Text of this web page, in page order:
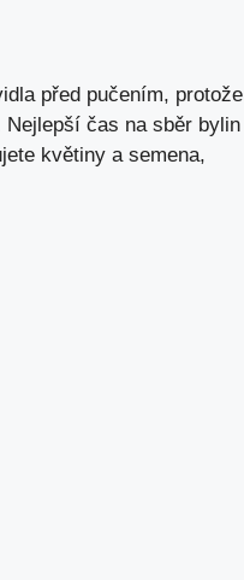
před pučením, protože
čas na sběr bylin
květiny a semena,